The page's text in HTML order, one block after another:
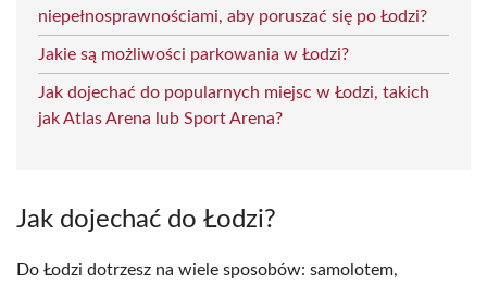
niepełnosprawnościami, aby poruszać się po Łodzi?
Jakie są możliwości parkowania w Łodzi?
Jak dojechać do popularnych miejsc w Łodzi, takich
jak Atlas Arena lub Sport Arena?
Jak dojechać do Łodzi?
Do Łodzi dotrzesz na wiele sposobów: samolotem,